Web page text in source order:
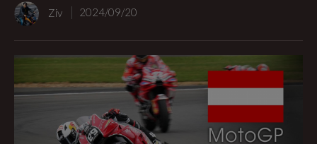
Ziv 2024/09/20